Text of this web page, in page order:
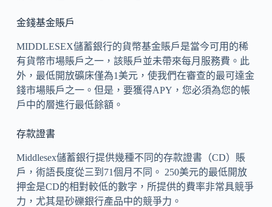
金錢基金賬戶
MIDDLESEX儲蓄銀行的貨幣基金賬戶是當今可用的稀
有貨幣市場賬戶之一，該賬戶並未帶來每月服務費。此
外，最低開放礦床僅為1美元，使我們在審查的最可達金
錢市場賬戶之一。但是，要獲得APY，您必須為您的帳
戶中的層進行最低餘額。
存款證書
Middlesex儲蓄銀行提供幾種不同的存款證書（CD）賬
戶，術語長度從三到71個月不同。 250美元的最低開放
押金是CD的相對較低的數字，所提供的費率非常具競爭
力，尤其是砂礫銀行產品中的競爭力。